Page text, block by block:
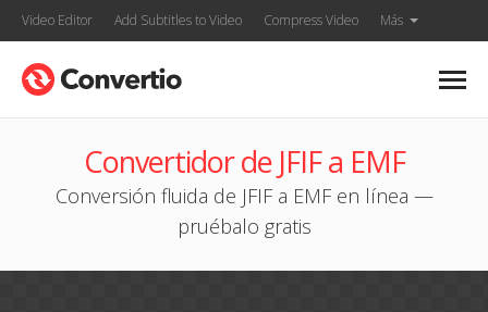
Video Editor Add Subtitles to Video Compress Video Más
Convertidor de JFIF a EMF
Conversión fluida de JFIF a EMF en línea —
pruébalo gratis